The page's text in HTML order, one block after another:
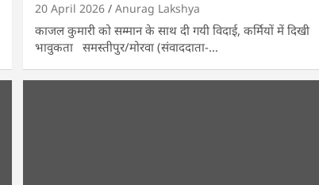
20 April 2026 Anurag Lakshya
काजल कुमारी को सम्मान के साथ दी गयी विदाई, कर्मियों में दिखी
भावुकता समस्तीपुर/मोरवा (संवाददाता-…